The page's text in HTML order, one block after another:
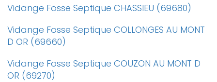
Vidange Fosse Septique CHASSIEU (69680)
Vidange Fosse Septique COLLONGES AU MONT
D OR (69660)
Vidange Fosse Septique COUZON AU MONT D
OR (69270)